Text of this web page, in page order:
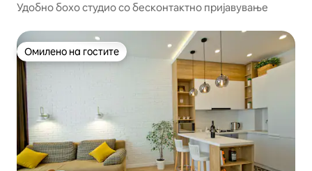
Удобно бохо студио со бесконтактно пријавување
Омилено на гостите
Омилено на гостите